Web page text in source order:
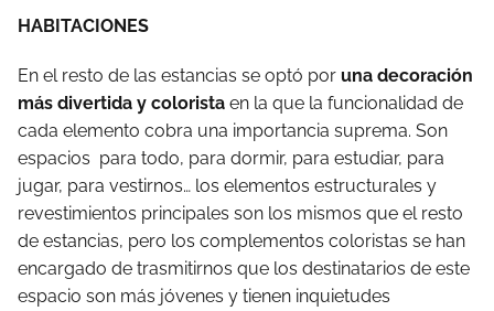
HABITACIONES
En el resto de las estancias se optó por una decoración
más divertida y colorista en la que la funcionalidad de
cada elemento cobra una importancia suprema. Son
espacios para todo, para dormir, para estudiar, para
jugar, para vestirnos… los elementos estructurales y
revestimientos principales son los mismos que el resto
de estancias, pero los complementos coloristas se han
encargado de trasmitirnos que los destinatarios de este
espacio son más jóvenes y tienen inquietudes